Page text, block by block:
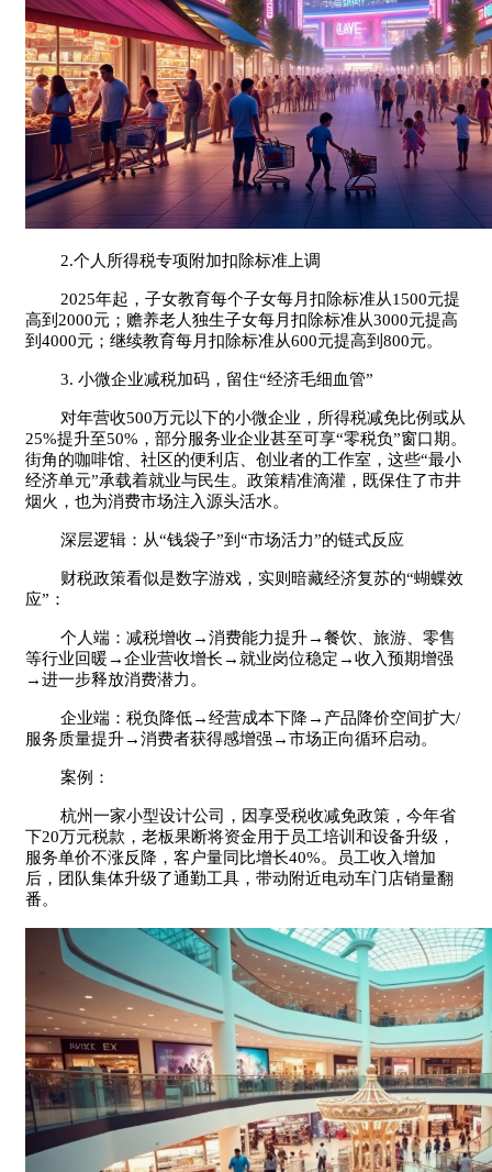
2.个人所得税专项附加扣除标准上调
2025年起，子女教育每个子女每月扣除标准从1500元提
高到2000元；赡养老人独生子女每月扣除标准从3000元提高
到4000元；继续教育每月扣除标准从600元提高到800元。
3. 小微企业减税加码，留住“经济毛细血管”
对年营收500万元以下的小微企业，所得税减免比例或从
25%提升至50%，部分服务业企业甚至可享“零税负”窗口期。
街角的咖啡馆、社区的便利店、创业者的工作室，这些“最小
经济单元”承载着就业与民生。政策精准滴灌，既保住了市井
烟火，也为消费市场注入源头活水。
深层逻辑：从“钱袋子”到“市场活力”的链式反应
财税政策看似是数字游戏，实则暗藏经济复苏的“蝴蝶效
应”：
个人端：减税增收→消费能力提升→餐饮、旅游、零售
等行业回暖→企业营收增长→就业岗位稳定→收入预期增强
→进一步释放消费潜力。
企业端：税负降低→经营成本下降→产品降价空间扩大/
服务质量提升→消费者获得感增强→市场正向循环启动。
案例：
杭州一家小型设计公司，因享受税收减免政策，今年省
下20万元税款，老板果断将资金用于员工培训和设备升级，
服务单价不涨反降，客户量同比增长40%。员工收入增加
后，团队集体升级了通勤工具，带动附近电动车门店销量翻
番。